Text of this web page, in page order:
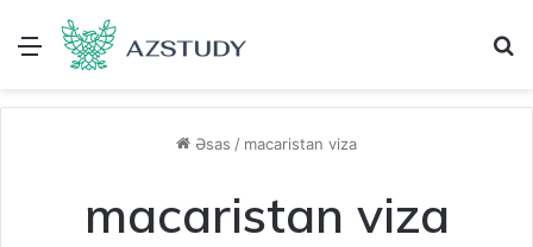
Menu
Əsas / macaristan viza
macaristan viza